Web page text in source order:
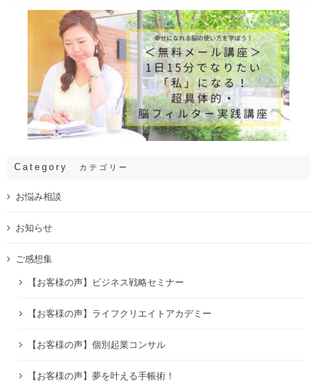
Category カテゴリー
お悩み相談
お知らせ
ご感想集
【お客様の声】ビジネス戦略セミナー
【お客様の声】ライフクリエイトアカデミー
【お客様の声】個別起業コンサル
【お客様の声】夢を叶える手帳術！